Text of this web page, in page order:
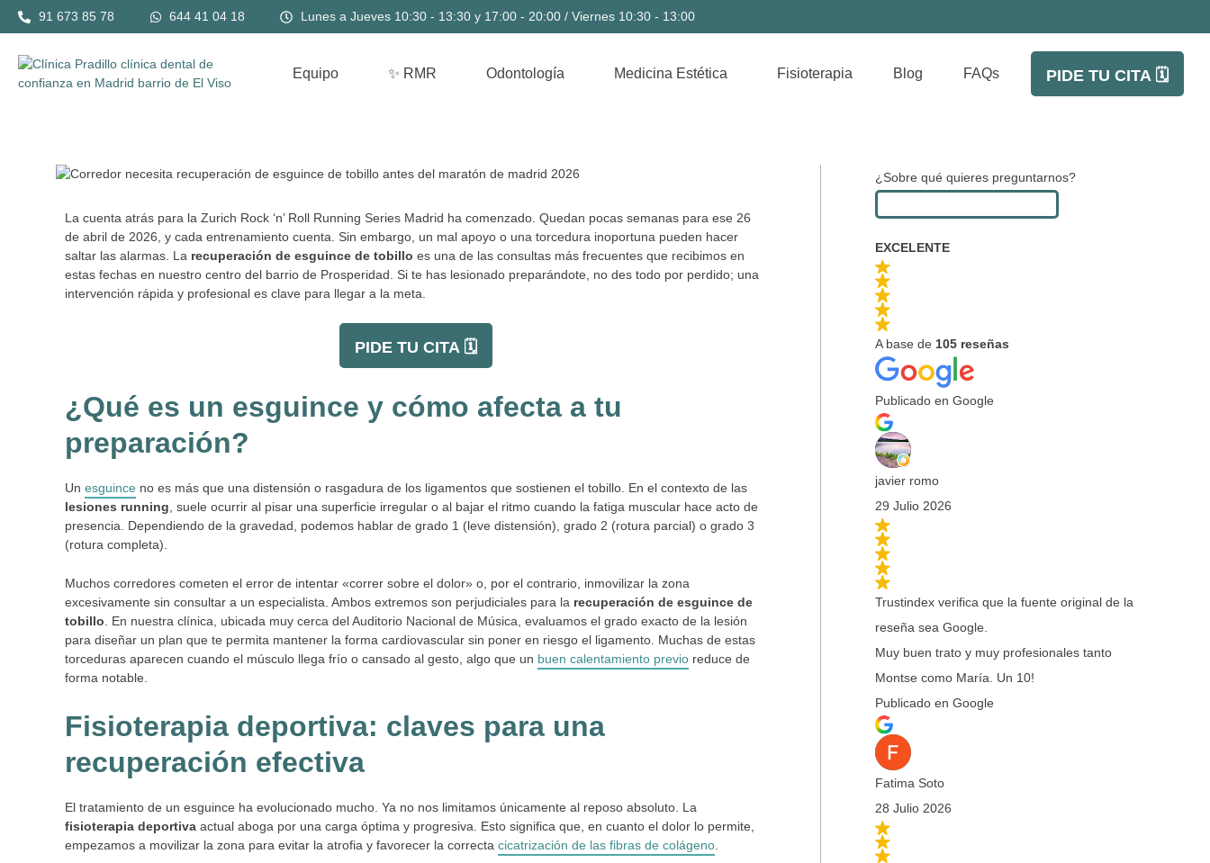
91 673 85 78 644 41 04 18 Lunes a Jueves 10:30 - 13:30 y 17:00 - 20:00 / Viernes 10:30 - 13:00
Equipo ✨ RMR Odontología Medicina Estética Fisioterapia Blog FAQs PIDE TU CITA 🗓️
La cuenta atrás para la Zurich Rock ‘n’ Roll Running Series Madrid ha comenzado. Quedan pocas semanas para ese 26
de abril de 2026, y cada entrenamiento cuenta. Sin embargo, un mal apoyo o una torcedura inoportuna pueden hacer
saltar las alarmas. La recuperación de esguince de tobillo es una de las consultas más frecuentes que recibimos en
estas fechas en nuestro centro del barrio de Prosperidad. Si te has lesionado preparándote, no des todo por perdido; una
intervención rápida y profesional es clave para llegar a la meta.
PIDE TU CITA 🗓️
¿Qué es un esguince y cómo afecta a tu
preparación?
Un esguince no es más que una distensión o rasgadura de los ligamentos que sostienen el tobillo. En el contexto de las
lesiones running , suele ocurrir al pisar una superficie irregular o al bajar el ritmo cuando la fatiga muscular hace acto de
presencia. Dependiendo de la gravedad, podemos hablar de grado 1 (leve distensión), grado 2 (rotura parcial) o grado 3
(rotura completa).
Muchos corredores cometen el error de intentar «correr sobre el dolor» o, por el contrario, inmovilizar la zona
excesivamente sin consultar a un especialista. Ambos extremos son perjudiciales para la recuperación de esguince de
tobillo . En nuestra clínica, ubicada muy cerca del Auditorio Nacional de Música, evaluamos el grado exacto de la lesión
para diseñar un plan que te permita mantener la forma cardiovascular sin poner en riesgo el ligamento. Muchas de estas
torceduras aparecen cuando el músculo llega frío o cansado al gesto, algo que un buen calentamiento previo reduce de
forma notable.
Fisioterapia deportiva: claves para una
recuperación efectiva
El tratamiento de un esguince ha evolucionado mucho. Ya no nos limitamos únicamente al reposo absoluto. La
fisioterapia deportiva actual aboga por una carga óptima y progresiva. Esto significa que, en cuanto el dolor lo permite,
empezamos a movilizar la zona para evitar la atrofia y favorecer la correcta cicatrización de las fibras de colágeno
¿Sobre qué quieres preguntarnos?
EXCELENTE
A base de 105 reseñas
Publicado en Google
javier romo
29 Julio 2026
Trustindex verifica que la fuente original de la
reseña sea Google.
Muy buen trato y muy profesionales tanto
Montse como María. Un 10!
Publicado en Google
Fatima Soto
28 Julio 2026